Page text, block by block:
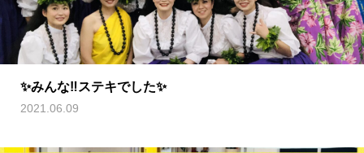
✨みんな‼︎ステキでした✨
2021.06.09